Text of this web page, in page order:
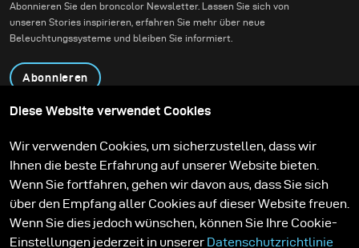
des Waldes zu
bewahren. Unser Ziel
Action-Aufnahmen zu
Tiefe, Stimmung und
zu verlieren.
Abonnieren Sie den broncolor Newsletter. Lassen Sie sich von
unseren Stories inspirieren, erfahren Sie mehr über neue
Beleuchtungssysteme und bleiben Sie informiert.
Abonnieren
Kontakt
Technologien
Contribute to our blog
Lernen
Support
Karriere
Media Center
Diese Website verwendet Cookies
Wir verwenden Cookies, um sicherzustellen, dass wir
Ihnen die beste Erfahrung auf unserer Website bieten.
Wenn Sie fortfahren, gehen wir davon aus, dass Sie sich
über den Empfang aller Cookies auf dieser Website freuen.
Wenn Sie dies jedoch wünschen, können Sie Ihre Cookie-
Einstellungen jederzeit in unserer Datenschutzrichtlinie